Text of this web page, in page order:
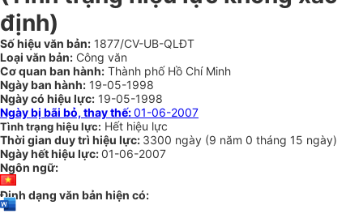
định)
Số hiệu văn bản: 1877/CV-UB-QLĐT
Loại văn bản: Công văn
Cơ quan ban hành: Thành phố Hồ Chí Minh
Ngày ban hành: 19-05-1998
Ngày có hiệu lực: 19-05-1998
Ngày bị bãi bỏ, thay thế:01-06-2007
Tình trạng hiệu lực: Hết hiệu lực
Thời gian duy trì hiệu lực: 3300 ngày (9 năm 0 tháng 15 ngày)
Ngày hết hiệu lực:01-06-2007
Ngôn ngữ:
Định dạng văn bản hiện có: